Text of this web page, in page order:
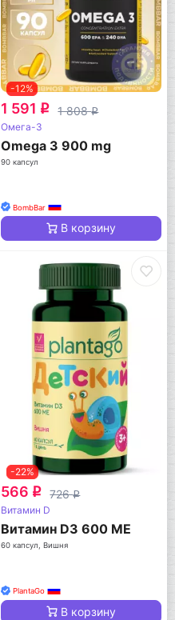
-12%
1 591 q 1 808q
Омега-3
Omega 3 900 mg
90 капсул
BombBar
В корзину
-22%
566 q 726q
Витамин D
Витамин D3 600 МЕ
60 капсул, Вишня
PlantaGo
В корзину